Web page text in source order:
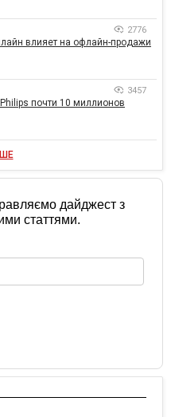
2776
влияет на офлайн-продажи
3457
почти 10 миллионов
дайджест з
статтями.